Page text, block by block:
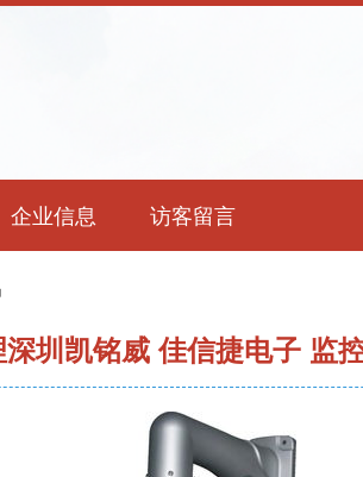
企业信息 访客留言
深圳凯铭威 佳信捷电子 监